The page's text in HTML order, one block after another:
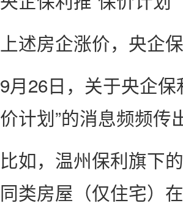
上述房企涨价，央企
9月26日，关于央企
价计划”的消息频频传
比如，温州保利旗下
同类房屋（仅住宅）